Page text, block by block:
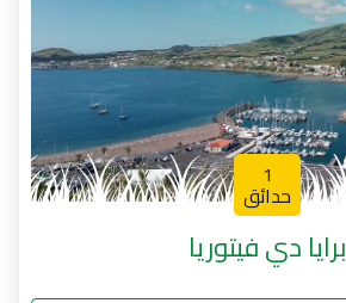
1
حدائق
برايا دي فيتوريا